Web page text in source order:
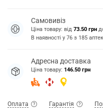
Самовивіз
Ціна товару: від 73.50 грн
В наявності у 76 з 185 аптек
Адресна доставка
Ціна товару: 146.50 грн
Оплата Гарантія